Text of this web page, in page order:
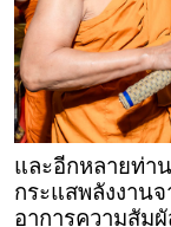
และอีกหลายท่า
กระแสพลังงาน
อาการความสัม